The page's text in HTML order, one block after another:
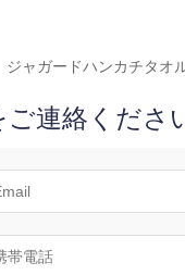
ジャガードハンカチタオ
連絡くださ